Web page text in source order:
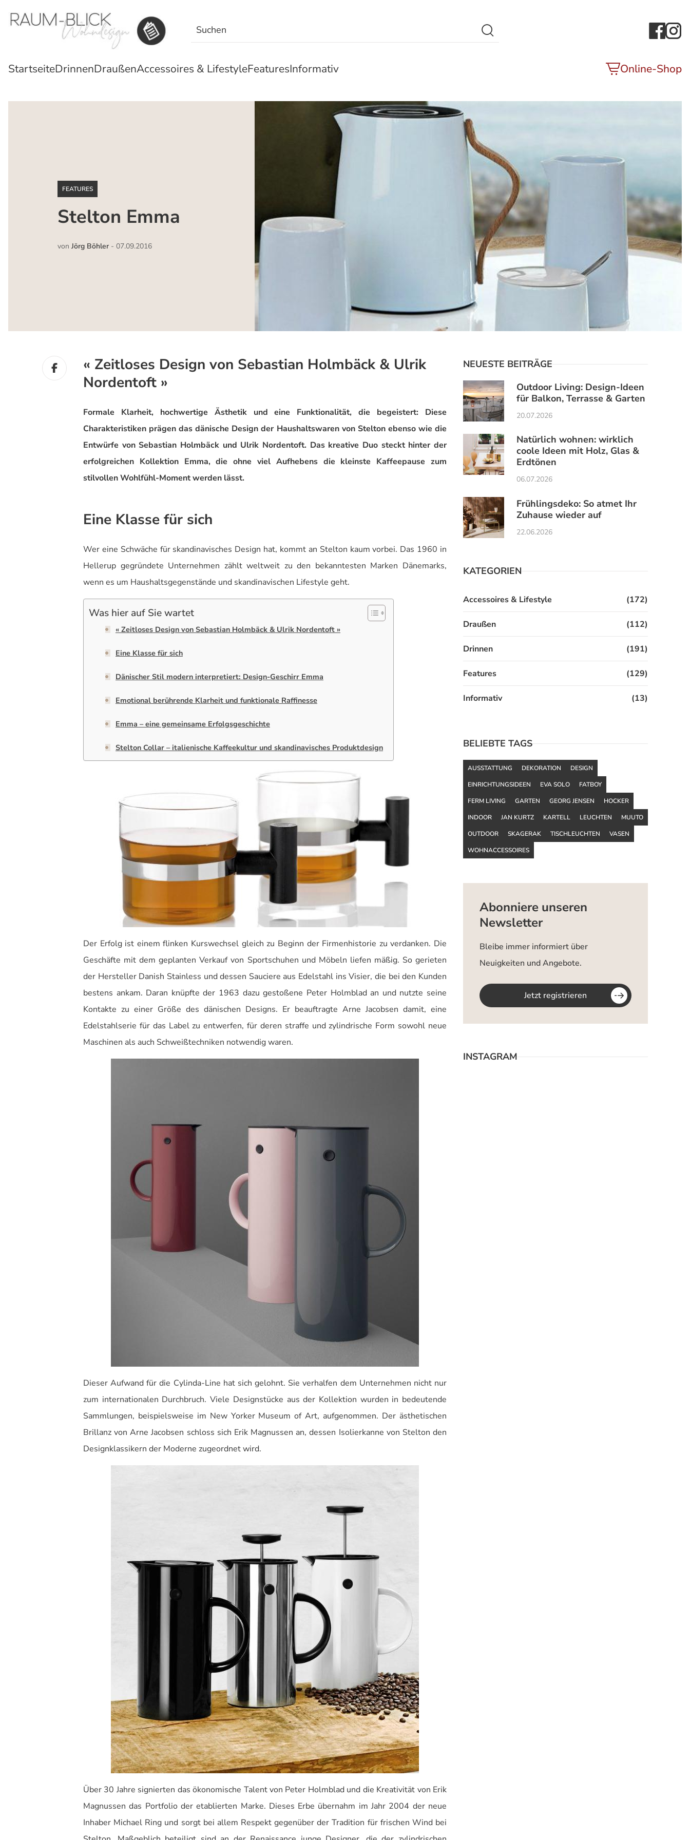
for:
StartseiteDrinnenDraußenAccessoires & LifestyleFeaturesInformativ Online-Shop
FEATURES
Stelton Emma
von Jörg Böhler - 07.09.2016
« Zeitloses Design von Sebastian Holmbäck & Ulrik
Nordentoft »
Formale Klarheit, hochwertige Ästhetik und eine Funktionalität, die begeistert: Diese
Charakteristiken prägen das dänische Design der Haushaltswaren von Stelton ebenso wie die
Entwürfe von Sebastian Holmbäck und Ulrik Nordentoft. Das kreative Duo steckt hinter der
erfolgreichen Kollektion Emma, die ohne viel Aufhebens die kleinste Kaffeepause zum
stilvollen Wohlfühl-Moment werden lässt.
Eine Klasse für sich
Wer eine Schwäche für skandinavisches Design hat, kommt an Stelton kaum vorbei. Das 1960 in
Hellerup gegründete Unternehmen zählt weltweit zu den bekanntesten Marken Dänemarks,
wenn es um Haushaltsgegenstände und skandinavischen Lifestyle geht.
Was hier auf Sie wartet
« Zeitloses Design von Sebastian Holmbäck & Ulrik Nordentoft »
Eine Klasse für sich
Dänischer Stil modern interpretiert: Design-Geschirr Emma
Emotional berührende Klarheit und funktionale Raffinesse
Emma – eine gemeinsame Erfolgsgeschichte
Stelton Collar – italienische Kaffeekultur und skandinavisches Produktdesign
Der Erfolg ist einem flinken Kurswechsel gleich zu Beginn der Firmenhistorie zu verdanken. Die
Geschäfte mit dem geplanten Verkauf von Sportschuhen und Möbeln liefen mäßig. So gerieten
der Hersteller Danish Stainless und dessen Sauciere aus Edelstahl ins Visier, die bei den Kunden
bestens ankam. Daran knüpfte der 1963 dazu gestoßene Peter Holmblad an und nutzte seine
Kontakte zu einer Größe des dänischen Designs. Er beauftragte Arne Jacobsen damit, eine
Edelstahlserie für das Label zu entwerfen, für deren straffe und zylindrische Form sowohl neue
Maschinen als auch Schweißtechniken notwendig waren.
Dieser Aufwand für die Cylinda-Line hat sich gelohnt. Sie verhalfen dem Unternehmen nicht nur
zum internationalen Durchbruch. Viele Designstücke aus der Kollektion wurden in bedeutende
Sammlungen, beispielsweise im New Yorker Museum of Art, aufgenommen. Der ästhetischen
Brillanz von Arne Jacobsen schloss sich Erik Magnussen an, dessen Isolierkanne von Stelton den
Designklassikern der Moderne zugeordnet wird.
Über 30 Jahre signierten das ökonomische Talent von Peter Holmblad und die Kreativität von Erik
Magnussen das Portfolio der etablierten Marke. Dieses Erbe übernahm im Jahr 2004 der neue
Inhaber Michael Ring und sorgt bei allem Respekt gegenüber der Tradition für frischen Wind bei
NEUESTE BEITRÄGE
Outdoor Living: Design-Ideen
für Balkon, Terrasse & Garten
20.07.2026
Natürlich wohnen: wirklich
coole Ideen mit Holz, Glas &
Erdtönen
06.07.2026
Frühlingsdeko: So atmet Ihr
Zuhause wieder auf
22.06.2026
KATEGORIEN
Accessoires & Lifestyle (172)
Draußen (112)
Drinnen (191)
Features (129)
Informativ (13)
BELIEBTE TAGS
AUSSTATTUNG DEKORATION
DESIGN
EINRICHTUNGSIDEEN
EVA SOLO
FATBOY
FERM LIVING
GARTEN GEORG JENSEN
HOCKER
INDOOR
JAN KURTZ KARTELL LEUCHTEN
MUUTO
OUTDOOR
SKAGERAK TISCHLEUCHTEN
VASEN
WOHNACCESSOIRES
Abonniere unseren
Newsletter
Bleibe immer informiert über
Neuigkeiten und Angebote.
Jetzt registrieren
INSTAGRAM